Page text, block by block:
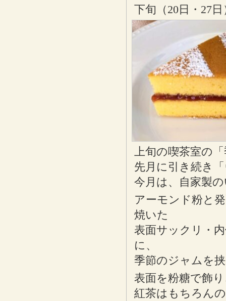
下旬（20日・27
上旬の喫茶室の
先月に引き続き
今月は、自家製
アーモンド粉と
焼いた
表面サックリ・
に、
季節のジャムを
表面を粉糖で飾
紅茶はもちろん